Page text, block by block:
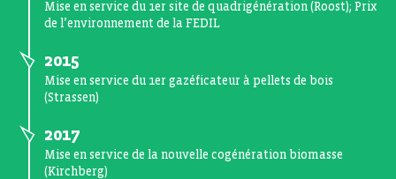
Mise en service du 1er site de quadrigénération (Roost); Prix
de l’environnement de la FEDIL
2015
Mise en service du 1er gazéficateur à pellets de bois
(Strassen)
2017
Mise en service de la nouvelle cogénération biomasse
(Kirchberg)